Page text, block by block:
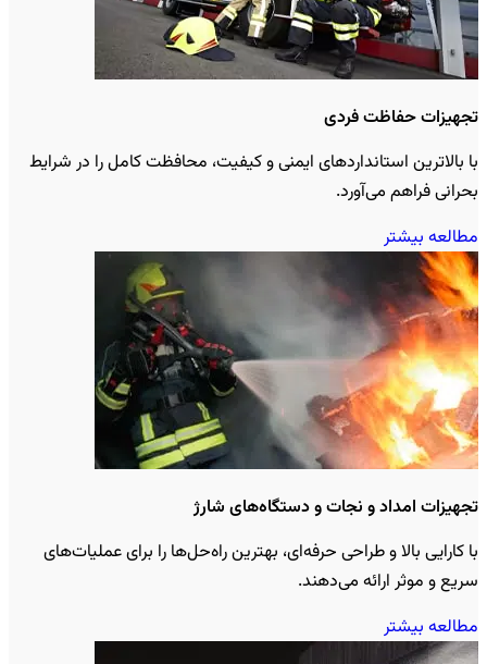
تجهیزات حفاظت فردی
با بالاترین استانداردهای ایمنی و کیفیت، محافظت کامل را در شرایط
بحرانی فراهم می‌آورد.
مطالعه بیشتر
تجهیزات امداد و نجات و دستگاه‌های شارژ
با کارایی بالا و طراحی حرفه‌ای، بهترین راه‌حل‌ها را برای عملیات‌های
سریع و موثر ارائه می‌دهند.
مطالعه بیشتر